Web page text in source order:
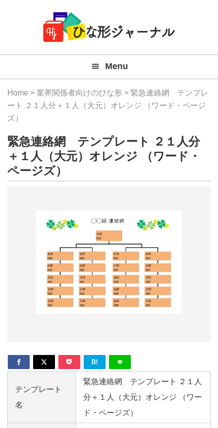
Navigation
料
テ
プ
レ
ト
(Mac
Menu
Home > 業界関係者向けのひな形 > 緊急連絡網 テンプレ
ート ２１人分＋１人（大元）オレンジ （ワード・ページ
ズ）
緊急連絡網 テンプレート ２１人分
＋１人（大元）オレンジ （ワード・
ページズ）
B!
テンプレート
名
緊急連絡網 テンプレート ２１人
分＋１人（大元）オレンジ （ワー
ド・ページズ）